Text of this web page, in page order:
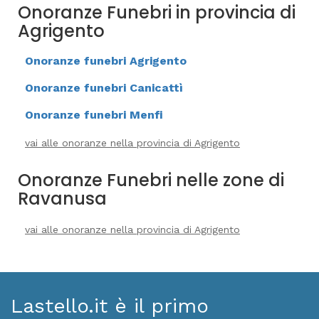
Onoranze Funebri in provincia di
Agrigento
Onoranze funebri Agrigento
Onoranze funebri Canicattì
Onoranze funebri Menfi
vai alle onoranze nella provincia di Agrigento
Onoranze Funebri nelle zone di
Ravanusa
vai alle onoranze nella provincia di Agrigento
Lastello.it è il primo